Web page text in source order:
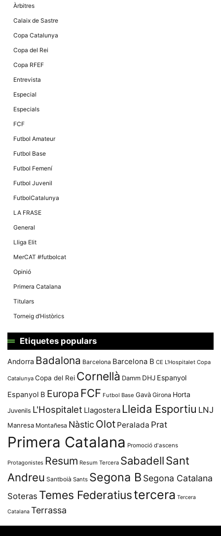
Àrbitres
Calaix de Sastre
Copa Catalunya
Copa del Rei
Copa RFEF
Entrevista
Especial
Especials
FCF
Futbol Amateur
Futbol Base
Futbol Femení
Futbol Juvenil
FutbolCatalunya
LA FRASE
General
Lliga Elit
MerCAT #futbolcat
Opinió
Primera Catalana
Titulars
Torneig d’Històrics
Etiquetes populars
Andorra Badalona Barcelona Barcelona B CE L'Hospitalet Copa
Catalunya Copa del Rei Cornellà Damm DHJ Espanyol
Espanyol B Europa FCF Futbol Base Gavà Girona Horta
Juvenils L'Hospitalet Llagostera Lleida Esportiu LNJ
Manresa Montañesa Nàstic Olot Peralada Prat
Primera Catalana Promoció d'ascens
Protagonistes Resum Resum Tercera SabadellSant
Andreu Santboià Sants Segona B Segona Catalana
Soteras Temes Federatiustercera Tercera
Catalana Terrassa